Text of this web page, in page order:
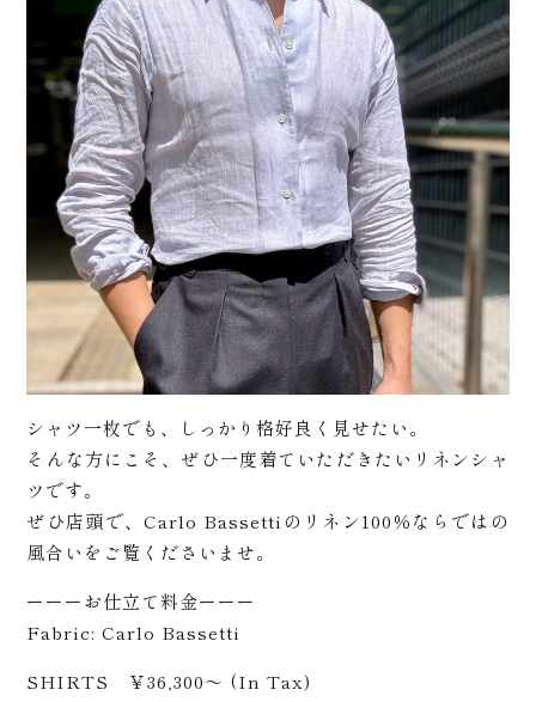
舗
シャツ一枚でも、しっかり格好良く見せたい。
そんな方にこそ、ぜひ一度着ていただきたいリネンシャ
ツです。
ぜひ店頭で、Carlo Bassettiのリネン100％ならではの
風合いをご覧くださいませ。
ーーーお仕立て料金ーーー
Fabric: Carlo Bassetti
SHIRTS ￥36,300～ (In Tax)